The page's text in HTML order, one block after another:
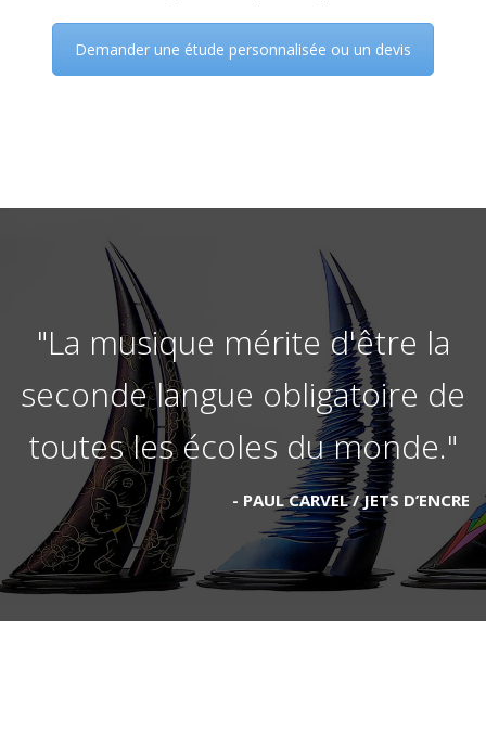
Demander une étude personnalisée ou un devis
"La musique mérite d'être la
seconde langue obligatoire de
toutes les écoles du monde."
PAUL CARVEL / JETS D’ENCRE